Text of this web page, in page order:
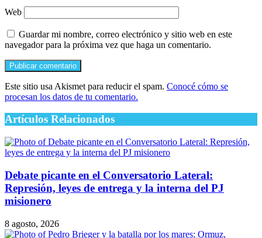
Web
Guardar mi nombre, correo electrónico y sitio web en este
navegador para la próxima vez que haga un comentario.
Este sitio usa Akismet para reducir el spam. Conocé cómo se
procesan los datos de tu comentario.
Artículos Relacionados
Debate picante en el Conversatorio Lateral:
Represión, leyes de entrega y la interna del PJ
misionero
8 agosto, 2026